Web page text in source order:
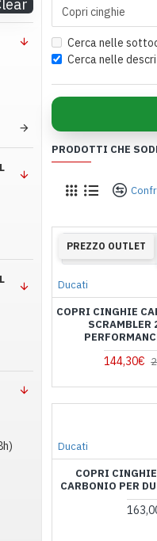
Cerca nelle
Cerca nelle
PRODOTTI CHE
PREZZO OUTLET
36 21
Ducati
COPRI CINGHIE
144,30€
Ducati
COPRI
CARBONIO PER